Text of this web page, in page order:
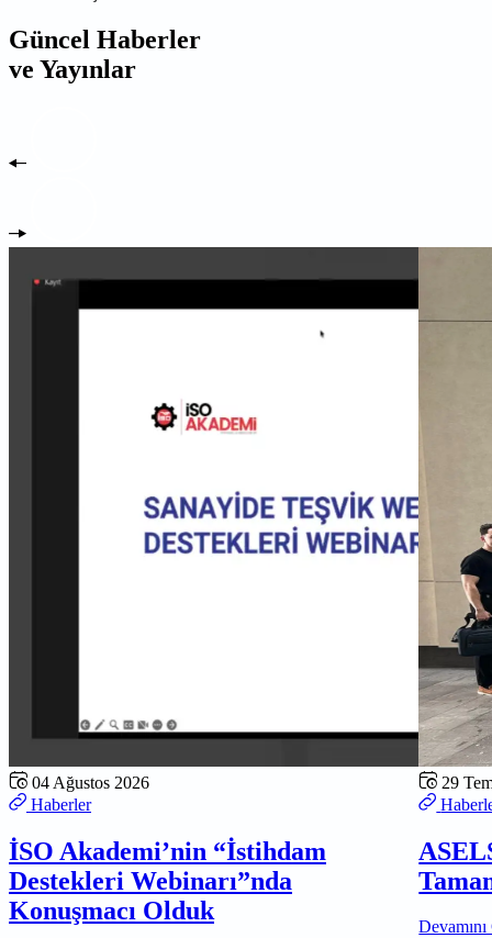
Güncel Haberler
ve Yayınlar
04 Ağustos 2026
Haberler
İSO Akademi’nin “İstihdam
Destekleri Webinarı”nda
Konuşmacı Olduk
29